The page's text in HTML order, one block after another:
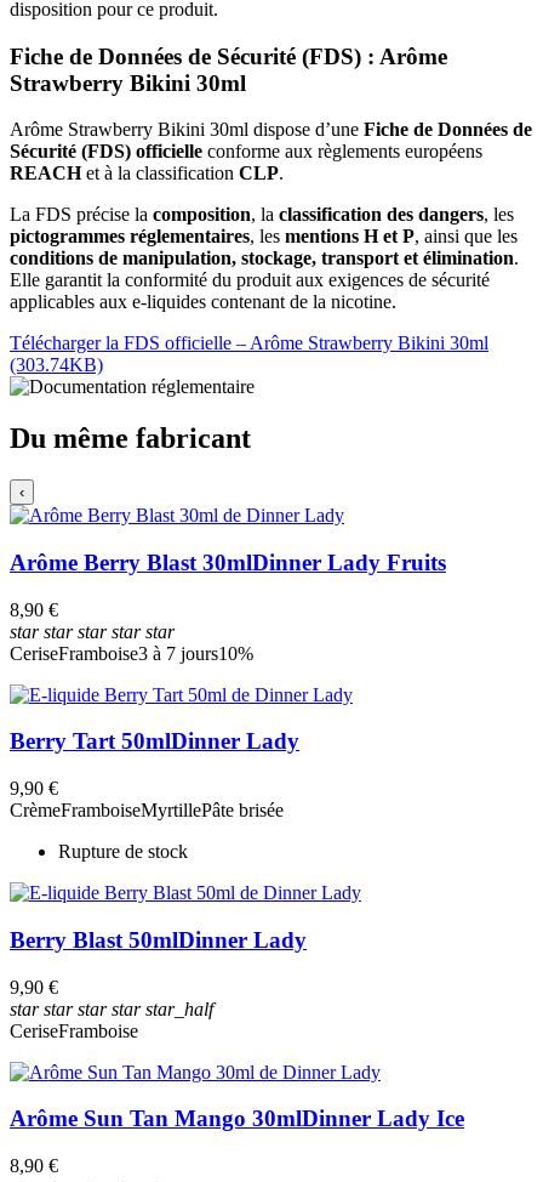
disposition pour ce produit.
Fiche de Données de Sécurité (FDS) : Arôme
Strawberry Bikini 30ml
Arôme Strawberry Bikini 30ml dispose d’une Fiche de Données de
Sécurité (FDS) officielle conforme aux règlements européens
REACHet à la classification CLP.
La FDS précise la composition, la classification des dangers, les
pictogrammes réglementaires, les mentions H et P, ainsi que les
conditions de manipulation, stockage, transport et élimination.
Elle garantit la conformité du produit aux exigences de sécurité
applicables aux e-liquides contenant de la nicotine.
Télécharger la FDS officielle – Arôme Strawberry Bikini 30ml
(303.74KB)
Du même fabricant
‹
Arôme Berry Blast 30mlDinner Lady Fruits
8,90 €
starstarstarstarstar
CeriseFramboise3 à 7 jours10%
Berry Tart 50mlDinner Lady
9,90 €
CrèmeFramboiseMyrtillePâte brisée
Rupture de stock
Berry Blast 50mlDinner Lady
9,90 €
starstarstarstarstar_half
CeriseFramboise
Arôme Sun Tan Mango 30mlDinner Lady Ice
8,90 €